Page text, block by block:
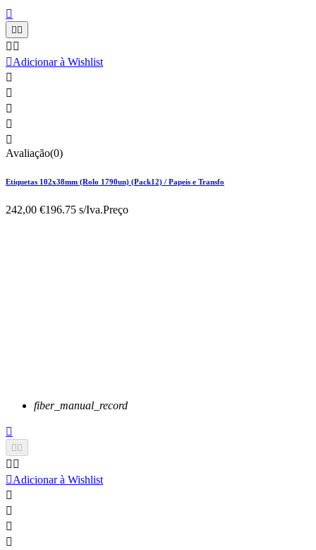

 
 
Adicionar à Wishlist





Avaliação(0)
Etiquetas 102x38mm (Rolo 1790un) (Pack12) / Papeis e Transfo
242,00 €196.75 s/Iva.Preço
fiber_manual_record

 
 
Adicionar à Wishlist



